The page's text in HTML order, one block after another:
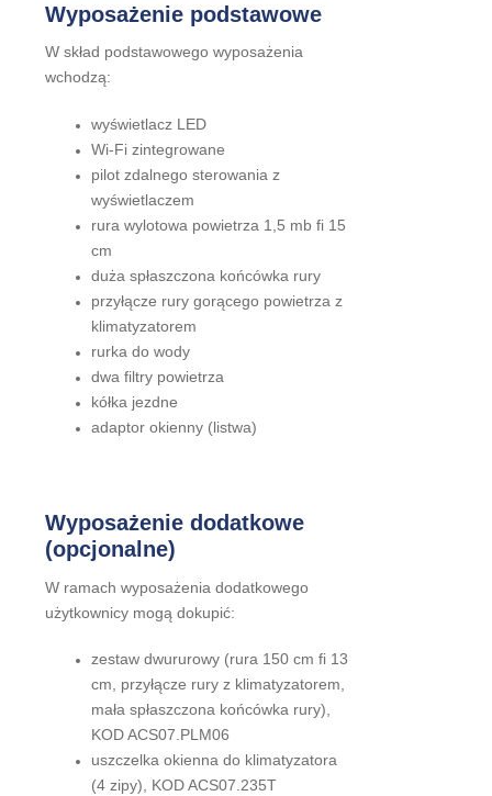
Wyposażenie podstawowe
W skład podstawowego wyposażenia
wchodzą:
wyświetlacz LED
Wi-Fi zintegrowane
pilot zdalnego sterowania z
wyświetlaczem
rura wylotowa powietrza 1,5 mb fi 15
cm
duża spłaszczona końcówka rury
przyłącze rury gorącego powietrza z
klimatyzatorem
rurka do wody
dwa filtry powietrza
kółka jezdne
adaptor okienny (listwa)
Wyposażenie dodatkowe
(opcjonalne)
W ramach wyposażenia dodatkowego
użytkownicy mogą dokupić:
zestaw dwururowy (rura 150 cm fi 13
cm, przyłącze rury z klimatyzatorem,
mała spłaszczona końcówka rury),
KOD ACS07.PLM06
uszczelka okienna do klimatyzatora
(4 zipy), KOD ACS07.235T